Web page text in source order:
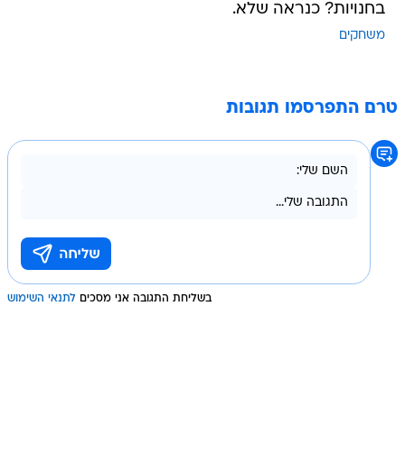
בחנויות? כנראה שלא.
משחקים
טרם התפרסמו תגובות
בשליחת התגובה אני מסכים לתנאי השימוש